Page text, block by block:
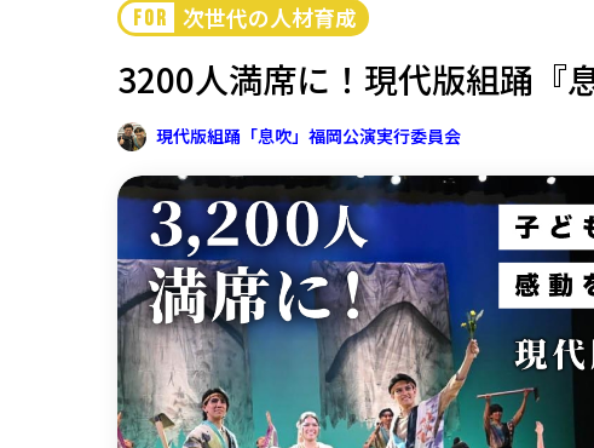
カテゴリーからさがす
災害
社会貢献
地域からさがす 北海道・東北
関東 茨
新
近畿 三
中国 鳥
四国
九州・沖縄
FOR 次世代の人材育成
3200人満席に！現代版組踊『
現代版組踊「息吹」福岡公演実行委員会